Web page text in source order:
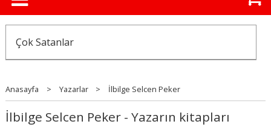
Çok Satanlar
Anasayfa > Yazarlar > İlbilge Selcen Peker
İlbilge Selcen Peker - Yazarın kitapları